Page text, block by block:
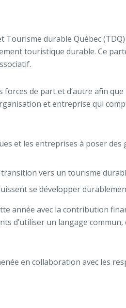
Tourisme durable Québec
touristique durable. Ce
de part et d’autre afin
et entreprise qui
et les entreprises à poser
vers un tourisme
se développer
année avec la contribution
d’utiliser un langage
en collaboration avec les